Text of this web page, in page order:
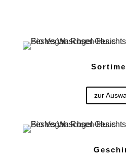
zur